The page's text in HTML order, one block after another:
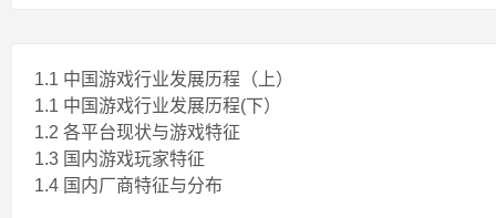
1.1 中国游戏行业发展历程（上）
1.1 中国游戏行业发展历程(下）
1.2 各平台现状与游戏特征
1.3 国内游戏玩家特征
1.4 国内厂商特征与分布